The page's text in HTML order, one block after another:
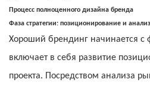
Процесс полноценного дизайна бренда
Фаза стратегии: позиционирование и
Хороший брендинг начинается с
включает в себя развитие
проекта. Посредством анализа